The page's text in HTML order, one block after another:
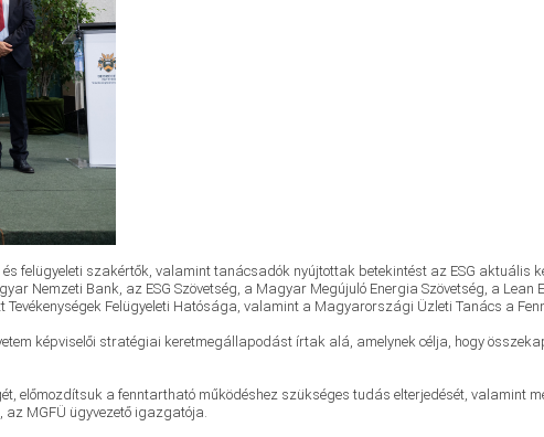
felügyeleti szakértők, valamint tanácsadók nyújtottak betekintést az ESG aktuális
Nemzeti Bank, az ESG Szövetség, a Magyar Megújuló Energia Szövetség, a Lean
Felügyeleti Hatósága, valamint a Magyarországi Üzleti Tanács a
képviselői stratégiai keretmegállapodást írtak alá, amelynek célja, hogy
előmozdítsuk a fenntartható működéshez szükséges tudás elterjedését, valamint
MGFÜ ügyvezető igazgatója.